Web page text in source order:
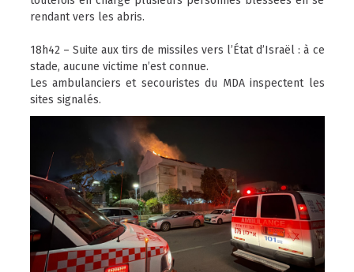
rendant vers les abris.
18h42 – Suite aux tirs de missiles vers l’État d’Israël : à ce
stade, aucune victime n’est connue.
Les ambulanciers et secouristes du MDA inspectent les
sites signalés.